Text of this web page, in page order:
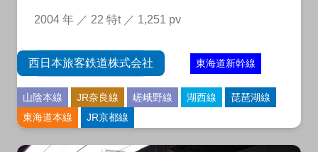
2004 年 ／ 22 特t ／ 1,251 pv
西日本旅客鉄道株式会社 東海道新幹線
山陰本線 JR奈良線 嵯峨野線 湖西線
琵琶湖線
東海道本線
JR京都線